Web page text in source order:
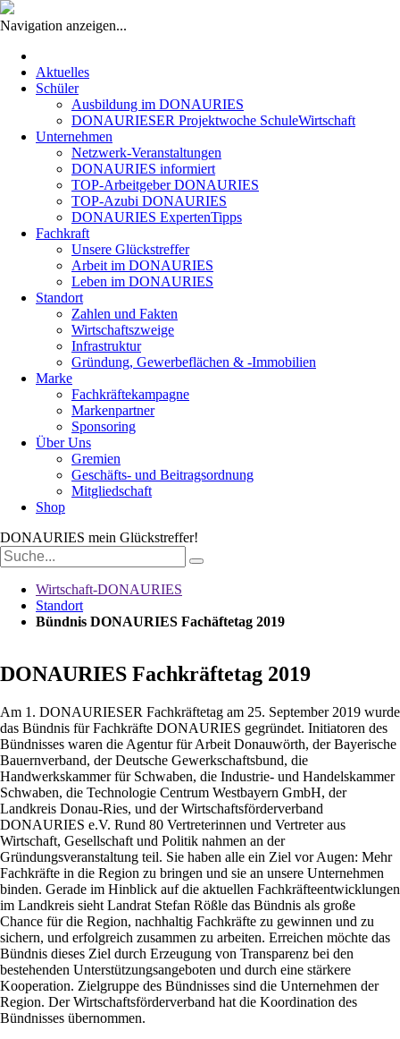
Navigation anzeigen...
überspringen
Aktuelles
Schüler
Ausbildung im DONAURIES
DONAURIESER Projektwoche SchuleWirtschaft
Unternehmen
Netzwerk-Veranstaltungen
DONAURIES informiert
TOP-Arbeitgeber DONAURIES
TOP-Azubi DONAURIES
DONAURIES ExpertenTipps
Fachkraft
Unsere Glückstreffer
Arbeit im DONAURIES
Leben im DONAURIES
Standort
Zahlen und Fakten
Wirtschaftszweige
Infrastruktur
Gründung, Gewerbeflächen & -Immobilien
Marke
Fachkräftekampagne
Markenpartner
Sponsoring
Über Uns
Gremien
Geschäfts- und Beitragsordnung
Mitgliedschaft
Shop
DONAURIES mein Glückstreffer!
Suchbegriffe
Wirtschaft-DONAURIES
Standort
Bündnis DONAURIES Fachäftetag 2019
DONAURIES Fachkräftetag 2019
Am 1. DONAURIESER Fachkräftetag am 25. September 2019 wurde
das Bündnis für Fachkräfte DONAURIES gegründet. Initiatoren des
Bündnisses waren die Agentur für Arbeit Donauwörth, der Bayerische
Bauernverband, der Deutsche Gewerkschaftsbund, die
Handwerkskammer für Schwaben, die Industrie- und Handelskammer
Schwaben, die Technologie Centrum Westbayern GmbH, der
Landkreis Donau-Ries, und der Wirtschaftsförderverband
DONAURIES e.V. Rund 80 Vertreterinnen und Vertreter aus
Wirtschaft, Gesellschaft und Politik nahmen an der
Gründungsveranstaltung teil. Sie haben alle ein Ziel vor Augen: Mehr
Fachkräfte in die Region zu bringen und sie an unsere Unternehmen
binden. Gerade im Hinblick auf die aktuellen Fachkräfteentwicklungen
im Landkreis sieht Landrat Stefan Rößle das Bündnis als große
Chance für die Region, nachhaltig Fachkräfte zu gewinnen und zu
sichern, und erfolgreich zusammen zu arbeiten. Erreichen möchte das
Bündnis dieses Ziel durch Erzeugung von Transparenz bei den
bestehenden Unterstützungsangeboten und durch eine stärkere
Kooperation. Zielgruppe des Bündnisses sind die Unternehmen der
Region. Der Wirtschaftsförderverband hat die Koordination des
Bündnisses übernommen.